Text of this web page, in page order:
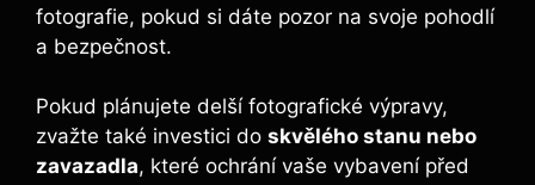
fotografie, pokud si dáte pozor na svoje pohodlí
a bezpečnost.
Pokud plánujete delší fotografické výpravy,
zvažte také investici do skvělého stanu nebo
zavazadla, které ochrání vaše vybavení před